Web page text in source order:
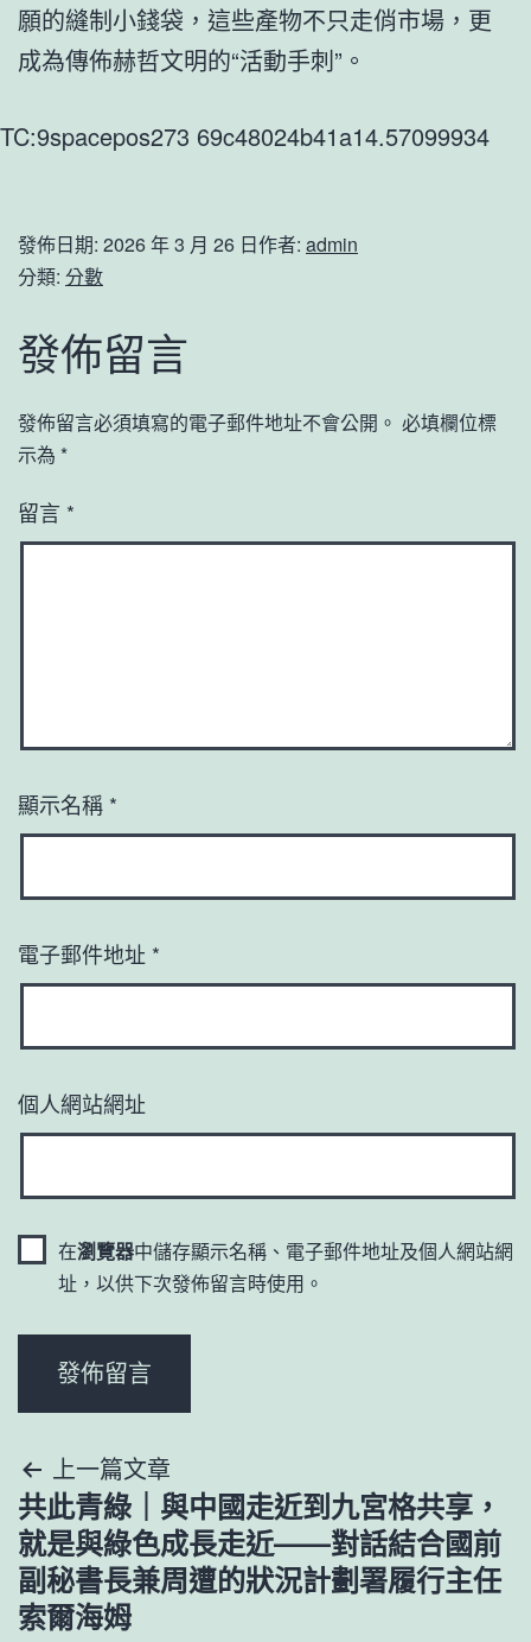
願的縫制小錢袋，這些產物不只走俏市場，更
成為傳佈赫哲文明的“活動手刺”。
TC:9spacepos273 69c48024b41a14.57099934
發佈日期: 2026 年 3 月 26 日作者: admin
分類: 分數
發佈留言
發佈留言必須填寫的電子郵件地址不會公開。 必填欄位標
示為 *
留言 *
顯示名稱 *
電子郵件地址 *
個人網站網址
在瀏覽器中儲存顯示名稱、電子郵件地址及個人網站網
址，以供下次發佈留言時使用。
文
章
導
上一篇文章
共此青綠｜與中國走近到九宮格共享，
就是與綠色成長走近——對話結合國前
副秘書長兼周遭的狀況計劃署履行主任
索爾海姆